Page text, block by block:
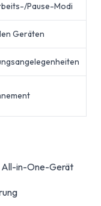
Pause-Modi
Geräten
All-in-One-Gerät